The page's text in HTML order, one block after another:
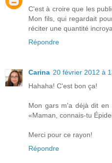
C'est à croire que les
Mon fils, qui regardait
réciter une quantité
Répondre
Carina 20 février 2012 à
Hahaha! C'est bon ça!
Mon gars m'a déjà dit en
«Maman, connais-tu
Merci pour ce rayon!
Répondre